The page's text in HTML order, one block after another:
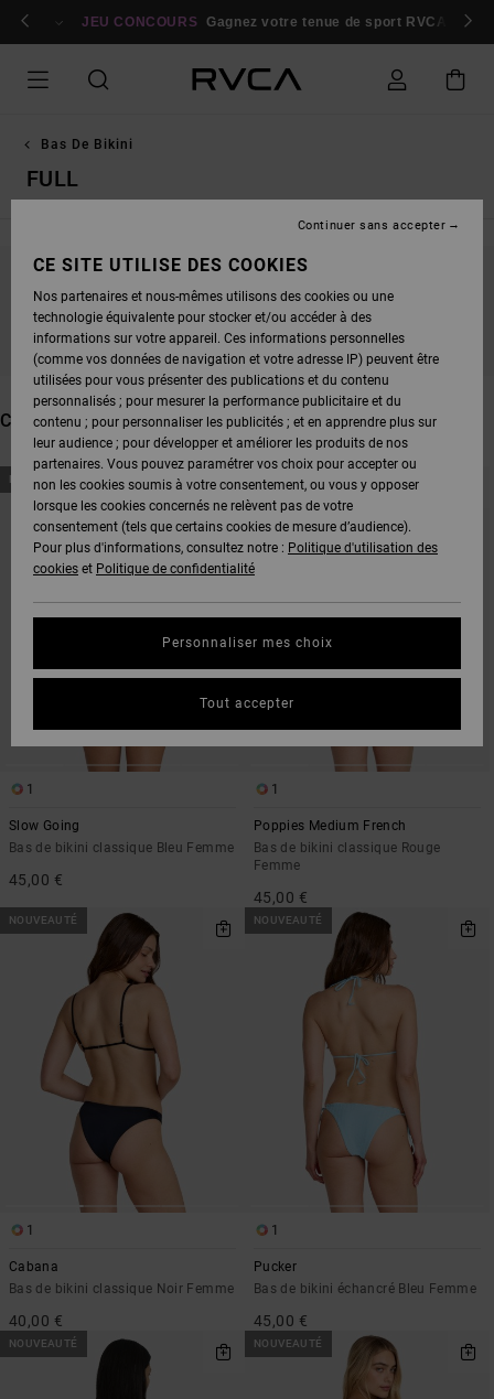
GRILLE
Se connecter / s'inscrire
JEU CONCOURS Gagnez votre tenue de sport RVCA
Bas De Bikini
FULL
NE PARTEZ PAS TROP LOIN, NOS PRODUITS
SERONT BIENTÔT DE RETOUR
CES PRODUITS POURRAIENT VOUS PLAIRE
PASSER
AUX
CRITÈRES
FILTRAGE
ALLER
TRIER
NOUVEAUTÉ
1
Slow Going
Bas de bikini classique Bleu Femme
45,00 €
NOUVEAUTÉ
1
Poppies Medium French
Bas de bikini classique Rouge
Femme
45,00 €
NOUVEAUTÉ
1
Cabana
Bas de bikini classique Noir Femme
40,00 €
NOUVEAUTÉ
1
Pucker
Bas de bikini échancré Bleu Femme
45,00 €
NOUVEAUTÉ NOUVEAUTÉ
CE SITE UTILISE DES COOKIES
Nos partenaires et nous-mêmes utilisons des cookies ou une
technologie équivalente pour stocker et/ou accéder à des
informations sur votre appareil. Ces informations personnelles
(comme vos données de navigation et votre adresse IP) peuvent être
utilisées pour vous présenter des publications et du contenu
personnalisés ; pour mesurer la performance publicitaire et du
contenu ; pour personnaliser les publicités ; et en apprendre plus sur
leur audience ; pour développer et améliorer les produits de nos
partenaires. Vous pouvez paramétrer vos choix pour accepter ou
non les cookies soumis à votre consentement, ou vous y opposer
lorsque les cookies concernés ne relèvent pas de votre
consentement (tels que certains cookies de mesure d’audience).
Pour plus d'informations, consultez notre : Politique d'utilisation des
cookies et Politique de confidentialité
Personnaliser mes choix
Continuer sans accepter
Tout accepter